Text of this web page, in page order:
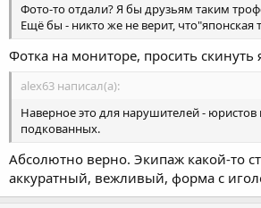
Фото-то отдали? Я бы друзьям таким
Ещё бы - никто же не верит, что"японская
Фотка на мониторе, просить скинуть
alex63 написал(а):
Наверное это для нарушителей - юристов
подкованных.
Абсолютно верно. Экипаж какой-то
аккуратный, вежливый, форма с